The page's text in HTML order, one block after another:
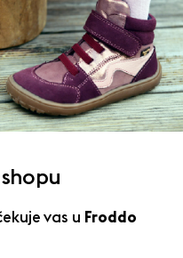
shopu
vas u Froddo